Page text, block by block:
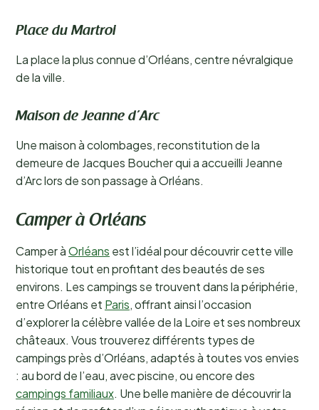
Place du Martroi
La place la plus connue d’Orléans, centre névralgique
de la ville.
Maison de Jeanne d’Arc
Une maison à colombages, reconstitution de la
demeure de Jacques Boucher qui a accueilli Jeanne
d’Arc lors de son passage à Orléans.
Camper à Orléans
Camper àOrléans est l’idéal pour découvrir cette ville
historique tout en profitant des beautés de ses
environs. Les campings se trouvent dans la périphérie,
entre Orléans et Paris, offrant ainsi l’occasion
d’explorer la célèbre vallée de la Loire et ses nombreux
châteaux. Vous trouverez différents types de
campings près d’Orléans, adaptés à toutes vos envies
: au bord de l’eau, avec piscine, ou encore des
campings familiaux. Une belle manière de découvrir la